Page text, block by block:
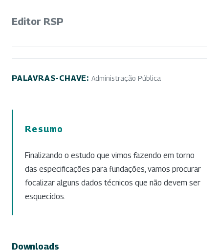
Editor RSP
PALAVRAS-CHAVE: Administração Pública
Resumo
Finalizando o estudo que vimos fazendo em torno
das especificações para fundações, vamos procurar
focalizar alguns dados técnicos que não devem ser
esquecidos.
Downloads